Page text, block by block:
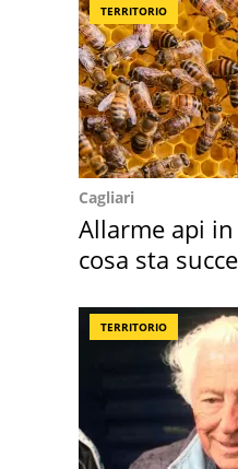
TERRITORIO
Cagliari
Allarme api in
cosa sta
TERRITORIO